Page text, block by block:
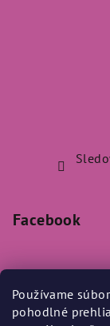
Používame
pohodlné
Facebook
Prijímame